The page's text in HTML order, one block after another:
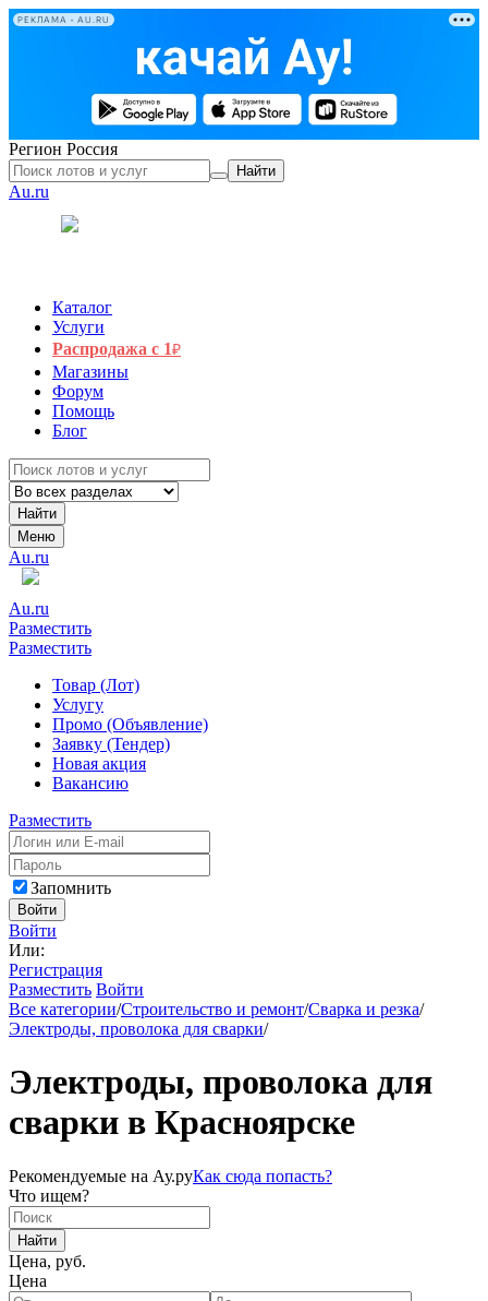
РЕКЛАМА • AU.RU
Регион Россия
Найти
Au.ru
Каталог
Услуги
Распродажа с 1₽
Магазины
Форум
Помощь
Блог
Найти
Меню
Au.ru
Au.ru
Разместить
Разместить
Товар (Лот)
Услугу
Промо (Объявление)
Заявку (Тендер)
Новая акция
Вакансию
Разместить
Запомнить
Войти
Войти
Или:
Регистрация
Разместить Войти
Все категории/Строительство и ремонт/Сварка и резка/
Электроды, проволока для сварки/
Электроды, проволока для
сварки в Красноярске
Рекомендуемые на Ау.руКак сюда попасть?
Что ищем?
Найти
Цена, руб.
Цена